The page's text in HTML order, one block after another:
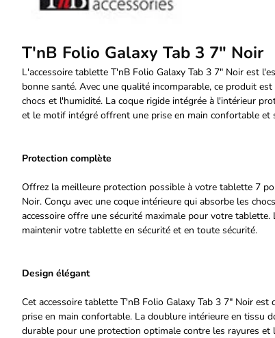
T'nB Folio Galaxy Tab 3 7" Noir
L'accessoire tablette T'nB Folio Galaxy Tab 3 7" Noir est
bonne santé. Avec une qualité incomparable, ce produit
chocs et l'humidité. La coque rigide intégrée à l'intérieur
et le motif intégré offrent une prise en main confortable
Protection complète
Offrez la meilleure protection possible à votre tablette 7
Noir. Conçu avec une coque intérieure qui absorbe les
accessoire offre une sécurité maximale pour votre
maintenir votre tablette en sécurité et en toute sécurité.
Design élégant
Cet accessoire tablette T'nB Folio Galaxy Tab 3 7" Noir
prise en main confortable. La doublure intérieure en tissu
durable pour une protection optimale contre les rayures et